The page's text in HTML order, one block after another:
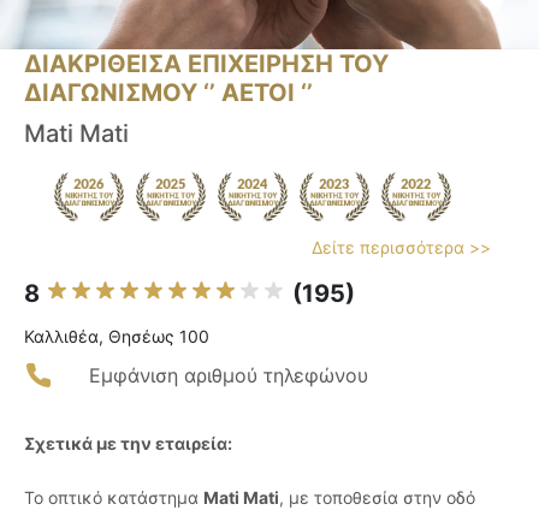
ΔΙΑΚΡΙΘΕΙΣΑ ΕΠΙΧΕΙΡΗΣΗ ΤΟΥ
ΔΙΑΓΩΝΙΣΜΟΥ ‘’ ΑΕΤΟΙ ‘’
Mati Mati
Δείτε περισσότερα >>
8 (195)
Καλλιθέα, Θησέως 100
Εμφάνιση αριθμού τηλεφώνου
Σχετικά με την εταιρεία:
Το οπτικό κατάστημα Mati Mati, με τοποθεσία στην οδό